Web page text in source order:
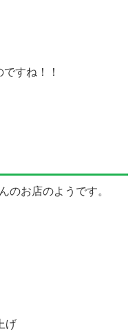
すね！！
のお店のようです。
げ